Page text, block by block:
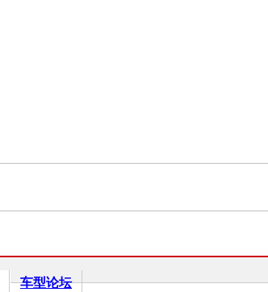
车型论坛